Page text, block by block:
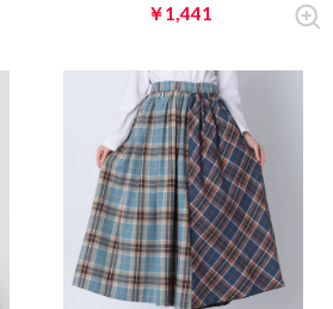
￥1,441